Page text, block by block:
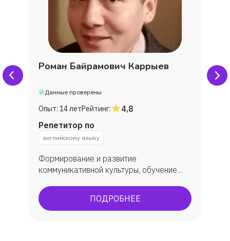
Роман Байрамович Каррыев
Данные проверены
Опыт: 14 летРейтинг:
4,8
Репетитор по
английскому языку
Формирование и развитие
коммуникативной культуры, обучение
языком, углубленное изучение. В
результате обучения у учеников
ПОДРОБНЕЕ